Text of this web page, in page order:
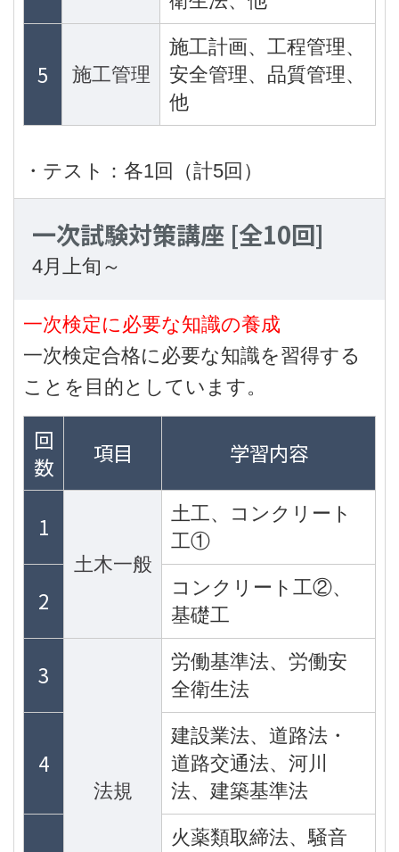
5 施工管理
施工計画、工程管理、
安全管理、品質管理、
他
・テスト：各1回（計5回）
一次試験対策講座 [全10回]
4月上旬～
一次検定に必要な知識の養成
一次検定合格に必要な知識を習得する
ことを目的としています。
回
数
項目 学習内容
1
土木一般
土工、コンクリート
工①
2
コンクリート工②、
基礎工
3
法規
労働基準法、労働安
全衛生法
4
建設業法、道路法・
道路交通法、河川
法、建築基準法
火薬類取締法、騒音